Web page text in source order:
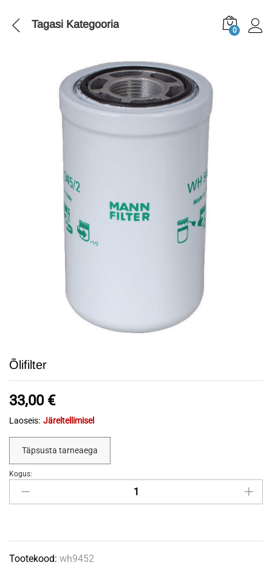
Tagasi Kategooria 0
Õlifilter
33,00 €
Laoseis: Järeltellimisel
Täpsusta tarneaega
Õlifilter
quantity
Kogus:
Tootekood: wh9452